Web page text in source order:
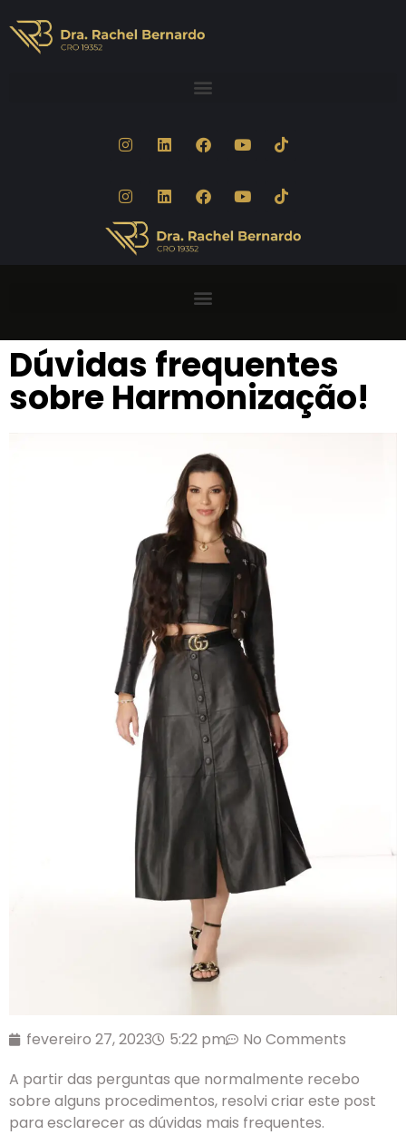
Dúvidas frequentes
sobre Harmonização!
fevereiro 27, 2023 5:22 pm
No Comments
A partir das perguntas que normalmente recebo
sobre alguns procedimentos, resolvi criar este post
para esclarecer as dúvidas mais frequentes.